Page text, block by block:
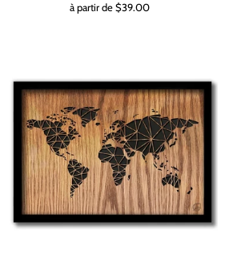
à partir de $39.00